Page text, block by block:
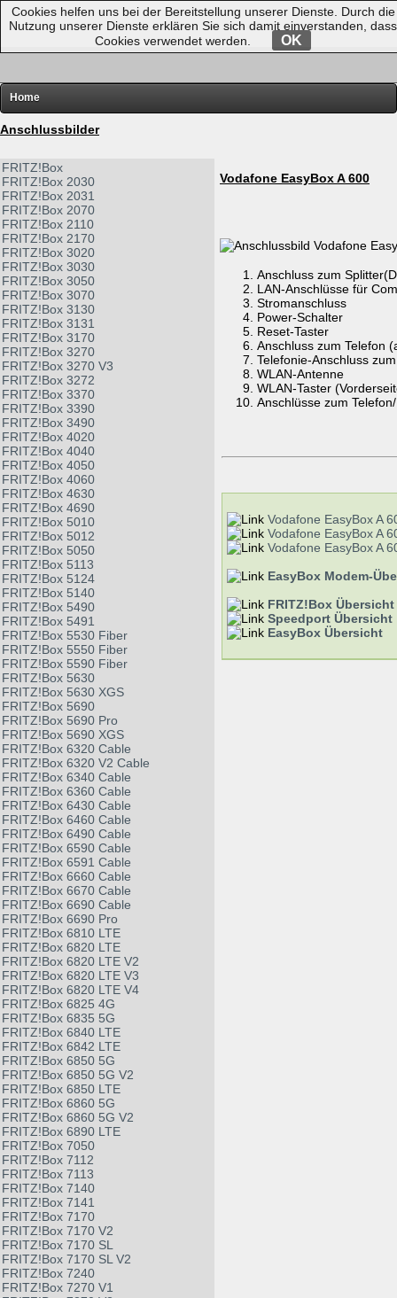
Home
FRITZ!
Hardware
Software
Links
Diverses
Anschlussbilder
FRITZ!Box
FRITZ!Box 2030
FRITZ!Box 2031
FRITZ!Box 2070
FRITZ!Box 2110
FRITZ!Box 2170
FRITZ!Box 3020
FRITZ!Box 3030
FRITZ!Box 3050
FRITZ!Box 3070
FRITZ!Box 3130
FRITZ!Box 3131
FRITZ!Box 3170
FRITZ!Box 3270
FRITZ!Box 3270 V3
FRITZ!Box 3272
FRITZ!Box 3370
FRITZ!Box 3390
FRITZ!Box 3490
FRITZ!Box 4020
FRITZ!Box 4040
FRITZ!Box 4050
FRITZ!Box 4060
FRITZ!Box 4630
FRITZ!Box 4690
FRITZ!Box 5010
FRITZ!Box 5012
FRITZ!Box 5050
FRITZ!Box 5113
FRITZ!Box 5124
FRITZ!Box 5140
FRITZ!Box 5490
FRITZ!Box 5491
FRITZ!Box 5530 Fiber
FRITZ!Box 5550 Fiber
FRITZ!Box 5590 Fiber
FRITZ!Box 5630
FRITZ!Box 5630 XGS
FRITZ!Box 5690
FRITZ!Box 5690 Pro
FRITZ!Box 5690 XGS
FRITZ!Box 6320 Cable
FRITZ!Box 6320 V2 Cable
FRITZ!Box 6340 Cable
FRITZ!Box 6360 Cable
FRITZ!Box 6430 Cable
FRITZ!Box 6460 Cable
FRITZ!Box 6490 Cable
FRITZ!Box 6590 Cable
FRITZ!Box 6591 Cable
FRITZ!Box 6660 Cable
FRITZ!Box 6670 Cable
FRITZ!Box 6690 Cable
FRITZ!Box 6690 Pro
FRITZ!Box 6810 LTE
FRITZ!Box 6820 LTE
FRITZ!Box 6820 LTE V2
FRITZ!Box 6820 LTE V3
FRITZ!Box 6820 LTE V4
FRITZ!Box 6825 4G
FRITZ!Box 6835 5G
FRITZ!Box 6840 LTE
FRITZ!Box 6842 LTE
FRITZ!Box 6850 5G
FRITZ!Box 6850 5G V2
FRITZ!Box 6850 LTE
FRITZ!Box 6860 5G
FRITZ!Box 6860 5G V2
FRITZ!Box 6890 LTE
FRITZ!Box 7050
FRITZ!Box 7112
FRITZ!Box 7113
FRITZ!Box 7140
FRITZ!Box 7141
FRITZ!Box 7170
FRITZ!Box 7170 V2
FRITZ!Box 7170 SL
FRITZ!Box 7170 SL V2
FRITZ!Box 7240
FRITZ!Box 7270 V1
Vodafone EasyBox A 600
Anschluss zum
LAN-Anschlüsse für
Stromanschluss
Power-Schalter
Reset-Taster
Anschluss zum Telefon
Telefonie-Anschluss
WLAN-Antenne
WLAN-Taster
Anschlüsse zum
Vodafone EasyBox A
Vodafone EasyBox A
Vodafone EasyBox A
EasyBox Modem-
FRITZ!Box Übersicht
Speedport Übersicht
EasyBox Übersicht
Cookies helfen uns bei der Bereitstellung unserer Dienste. Durch die
Nutzung unserer Dienste erklären Sie sich damit einverstanden, dass
Cookies verwendet werden.
OK